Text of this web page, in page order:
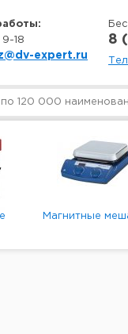
9-18
expert.ru
8
Магнитные